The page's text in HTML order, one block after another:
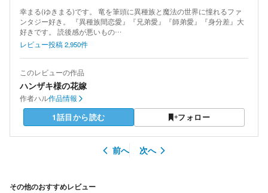
幸まる(ゆきまる)です。 竜を筆頭に異種族と魔法の世界に憧れるファ
ンタジー好き。 『異種族間恋愛』『兄弟愛』『師弟愛』『身分差』大
好きです。 読後感が悪いもの…
レビュー投稿2,950件
このレビューの作品
ハンザキ様の花嫁
作者ハル作品情報
1話目から読む フォロー
前へ 次へ
その他のおすすめレビュー